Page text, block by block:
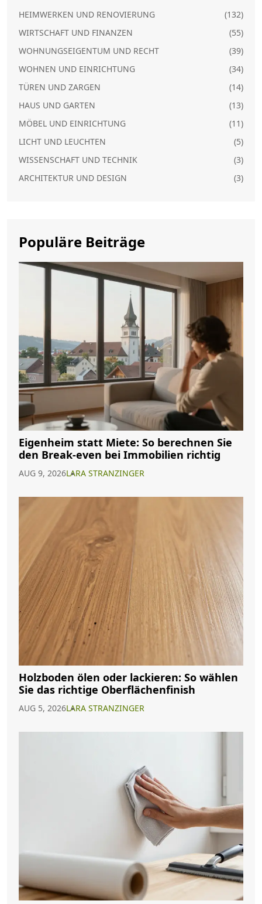
HEIMWERKEN UND RENOVIERUNG
(132)
WIRTSCHAFT UND FINANZEN
(55)
WOHNUNGSEIGENTUM UND RECHT
(39)
WOHNEN UND EINRICHTUNG
(34)
TÜREN UND ZARGEN
(14)
HAUS UND GARTEN
(13)
MÖBEL UND EINRICHTUNG
(11)
LICHT UND LEUCHTEN
(5)
WISSENSCHAFT UND TECHNIK
(3)
ARCHITEKTUR UND DESIGN
(3)
Populäre Beiträge
Eigenheim statt Miete: So berechnen Sie
den Break-even bei Immobilien richtig
AUG 9, 2026LARA STRANZINGER
Holzboden ölen oder lackieren: So wählen
Sie das richtige Oberflächenfinish
AUG 5, 2026LARA STRANZINGER